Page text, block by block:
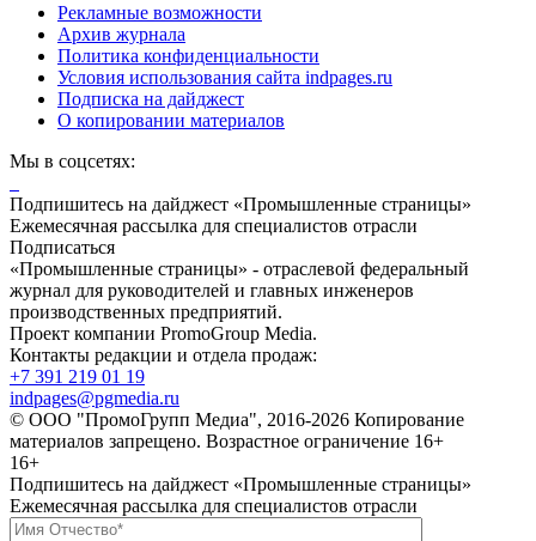
Рекламные возможности
Архив журнала
Политика конфиденциальности
Условия использования сайта indpages.ru
Подписка на дайджест
О копировании материалов
Мы в соцсетях:
Подпишитесь на дайджест «Промышленные страницы»
Ежемесячная рассылка для специалистов отрасли
Подписаться
«Промышленные страницы» - отраслевой федеральный
журнал для руководителей и главных инженеров
производственных предприятий.
Проект компании PromoGroup Media.
Контакты редакции и отдела продаж:
+7 391 219 01 19
indpages@pgmedia.ru
© ООО "ПромоГрупп Медиа", 2016-2026 Копирование
материалов запрещено. Возрастное ограничение 16+
16+
Подпишитесь на дайджест «Промышленные страницы»
Ежемесячная рассылка для специалистов отрасли